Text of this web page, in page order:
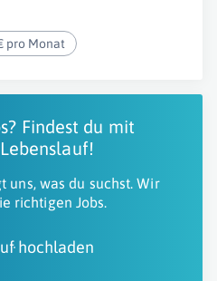
pro Monat
Findest du mit
uns, was du suchst. Wir
richtigen Jobs.
hochladen